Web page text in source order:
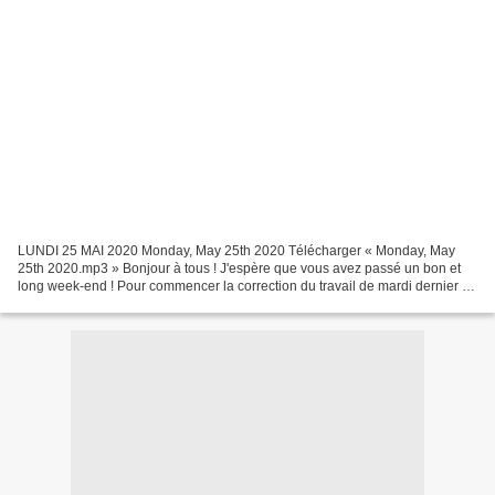
LUNDI 25 MAI 2020 Monday, May 25th 2020 Télécharger « Monday, May
25th 2020.mp3 » Bonjour à tous ! J'espère que vous avez passé un bon et
long week-end ! Pour commencer la correction du travail de mardi dernier !